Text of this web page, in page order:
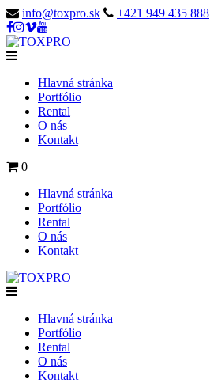
info@toxpro.sk +421 949 435 888
Hlavná stránka
Portfólio
Rental
O nás
Kontakt
0
Hlavná stránka
Portfólio
Rental
O nás
Kontakt
Hlavná stránka
Portfólio
Rental
O nás
Kontakt